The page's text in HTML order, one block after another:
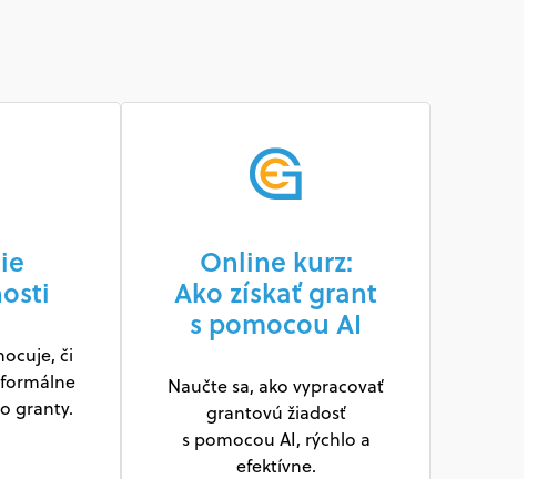
či
granty.
Online kurz:
Ako získať grant
s pomocou AI
Naučte sa, ako vypracovať
grantovú žiadosť
s pomocou AI, rýchlo a
efektívne.
grantovú výzvu
dotácie. Stačí zadať Váš